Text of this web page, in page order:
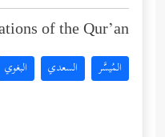
of the Qur’an:
المُيسَّر السعدي البغوي